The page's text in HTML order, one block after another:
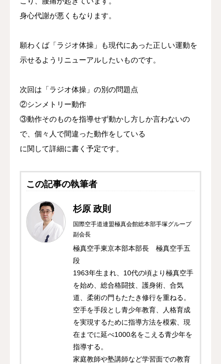
身心代謝が悪くもなります。
願わくば「ラジオ体操」も現代にあった正しい運動を
示せるようリニューアルしたいものです。
次回は「ラジオ体操」の別の問題点
②シンメトリー動作
③動作そのものを指導せず動かし方しか言わないの
で、個々人で間違った動作をしている
に関して詳細に書く予定です。
この記事の執筆者
杉原 政則
国際空手道連盟極真会館総本部手塚グループ
副会長
極真空手東京本部本部長 極真空手五
段
1963年生まれ、10代の頃より極真空手
を始め、総合格闘技、護身術、合気
道、柔術の門もたたき修行を重ねる。
空手を手段とし青少年教育、人格育成
を実現するために指導方法を模索、現
在までに延べ1000名をこえる青少年を
指導する。
家庭教師や塾講師など学習面での教育